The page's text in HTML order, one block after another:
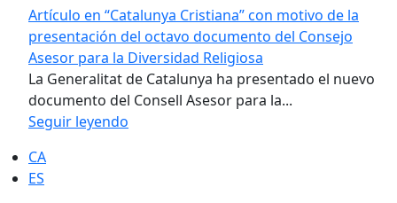
Artículo en “Catalunya Cristiana” con motivo de la
presentación del octavo documento del Consejo
Asesor para la Diversidad Religiosa
La Generalitat de Catalunya ha presentado el nuevo
documento del Consell Asesor para la...
Seguir leyendo
CA
ES